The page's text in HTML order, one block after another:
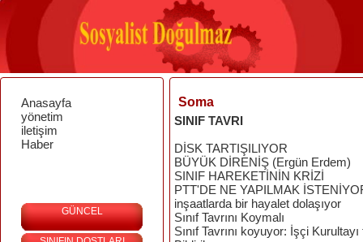
Anasayfa
yönetim
iletişim
Haber
GÜNCEL
Soma
SINIF TAVRI
DİSK TARTIŞILIYOR
BÜYÜK DİRENİŞ (Ergün Erdem)
SINIF HAREKETİNİN KRİZİ
PTT'DE NE YAPILMAK
inşaatlarda bir hayalet dolaşıyor
Sınıf Tavrını Koymalı
Sınıf Tavrını koyuyor: İşçi Kurultayı